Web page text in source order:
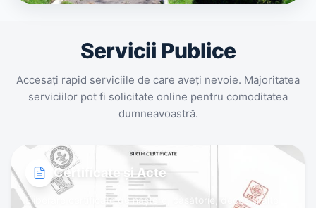
Servicii Publice
Accesați rapid serviciile de care aveți nevoie. Majoritatea
serviciilor pot fi solicitate online pentru comoditatea
dumneavoastră.
Certificate și Acte
Eliberare certificate de naștere, căsătorie, deces și alte